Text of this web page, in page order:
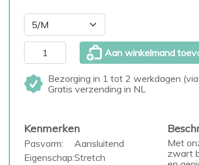
Aan winkelmand
Bezorging in 1 tot 2 werkdagen
Gratis verzending in NL
Kenmerken
Pasvorm:
Aansluitend
Eigenschap:Stretch
Met
zwart